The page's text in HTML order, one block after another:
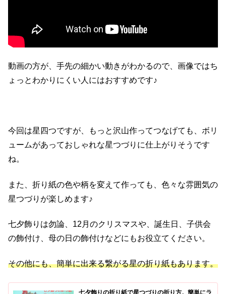
動画の方が、手先の細かい動きがわかるので、画像ではち
ょっとわかりにくい人にはおすすめです♪
今回は星四つですが、もっと沢山作ってつなげても、ボリ
ュームがあっておしゃれな星つづりに仕上がりそうです
ね。
また、折り紙の色や柄を変えて作っても、色々な雰囲気の
星つづりが楽しめます♪
七夕飾りは勿論、12月のクリスマスや、誕生日、子供会
の飾付け、母の日の飾付けなどにもお役立てください。
その他にも、簡単に出来る繋がる星の折り紙もあります。